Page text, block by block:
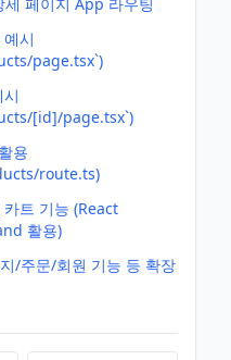
시
page.tsx`)
[id]/page.tsx`)
용
route.ts)
트 기능 (React
활용)
/주문/회원 기능 등 확장